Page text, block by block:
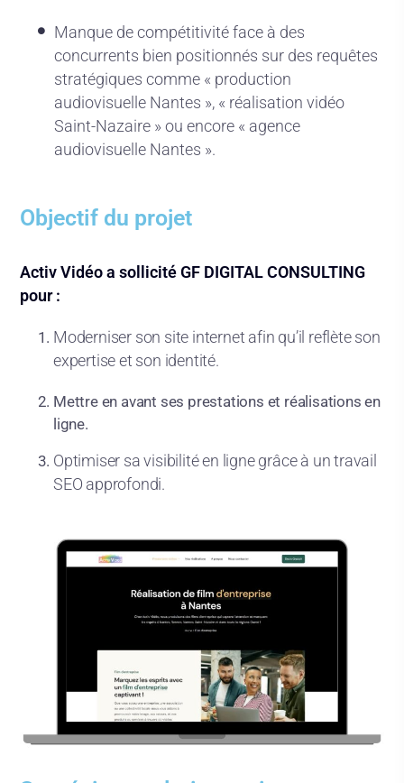
Manque de compétitivité face à des
concurrents bien positionnés sur des requêtes
stratégiques comme « production
audiovisuelle Nantes », « réalisation vidéo
Saint-Nazaire » ou encore « agence
audiovisuelle Nantes ».
Objectif du projet
Activ Vidéo a sollicité GF DIGITAL CONSULTING
pour :
Moderniser son site internet afin qu’il reflète son
expertise et son identité.
Mettre en avant ses prestations et réalisations en
ligne.
Optimiser sa visibilité en ligne grâce à un travail
SEO approfondi.